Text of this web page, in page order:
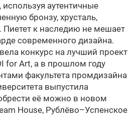
аутентичные
бронзу, хрусталь,
к наследию не мешает
современного дизайна.
конкурс на лучший проект
for Art, а в прошлом году
факультета промдизайна
выпустила
её можно в новом
House, Рублёво–Успенское